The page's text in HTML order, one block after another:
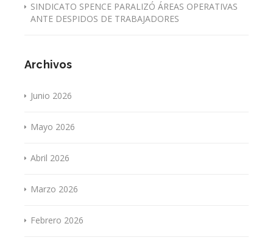
SINDICATO SPENCE PARALIZÓ ÁREAS OPERATIVAS
ANTE DESPIDOS DE TRABAJADORES
Archivos
Junio 2026
Mayo 2026
Abril 2026
Marzo 2026
Febrero 2026